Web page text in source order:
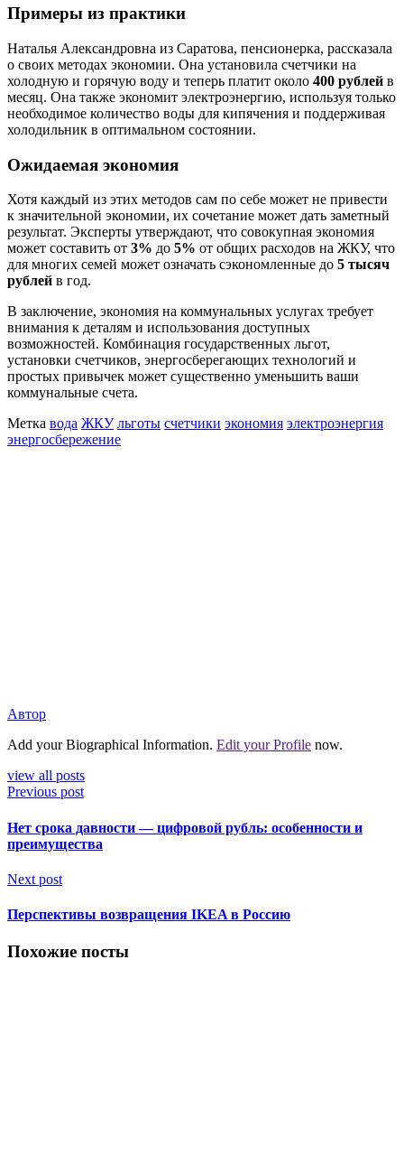
Примеры из практики
Наталья Александровна из Саратова, пенсионерка, рассказала
о своих методах экономии. Она установила счетчики на
холодную и горячую воду и теперь платит около 400 рублей в
месяц. Она также экономит электроэнергию, используя только
необходимое количество воды для кипячения и поддерживая
холодильник в оптимальном состоянии.
Ожидаемая экономия
Хотя каждый из этих методов сам по себе может не привести
к значительной экономии, их сочетание может дать заметный
результат. Эксперты утверждают, что совокупная экономия
может составить от 3% до 5% от общих расходов на ЖКУ, что
для многих семей может означать сэкономленные до 5 тысяч
рублей в год.
В заключение, экономия на коммунальных услугах требует
внимания к деталям и использования доступных
возможностей. Комбинация государственных льгот,
установки счетчиков, энергосберегающих технологий и
простых привычек может существенно уменьшить ваши
коммунальные счета.
Метка вода ЖКУ льготы счетчики экономия электроэнергия
энергосбережение
Автор
Add your Biographical Information. Edit your Profile now.
view all posts
Previous post
Нет срока давности — цифровой рубль: особенности и
преимущества
Next post
Перспективы возвращения IKEA в Россию
Похожие посты